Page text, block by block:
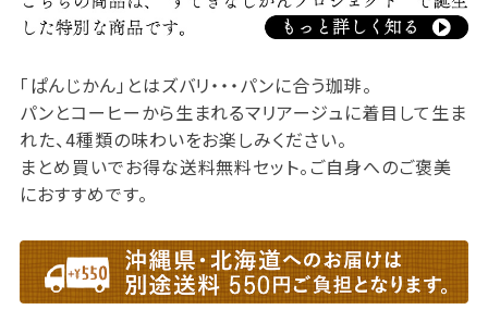
「ぱんじかん」とはズバリ・・・パンに合う珈琲。
パンとコーヒーから生まれるマリアージュに着目して生ま
れた、4種類の味わいをお楽しみください。
まとめ買いでお得な送料無料セット。ご自身へのご褒美
におすすめです。